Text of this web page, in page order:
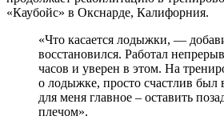
«Каубойс» в Окснарде, Калифорния.
«Что касается лодыжки, —
восстановился. Работал
часов и уверен в этом. На
о лодыжке, просто счастлив был
для меня главное – оставить
плечом».